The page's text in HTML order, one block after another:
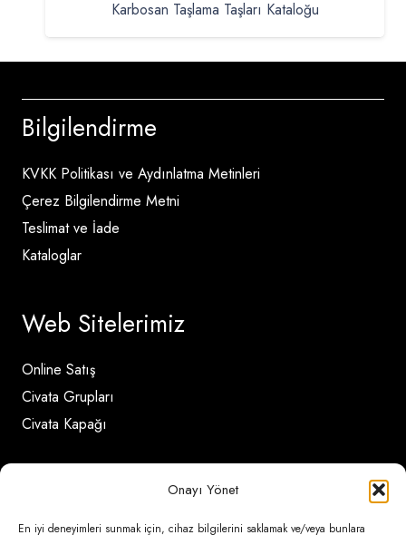
Onayı Yönet
En iyi deneyimleri sunmak için, cihaz bilgilerini saklamak ve/veya bunlara
Karbosan Taşlama Taşları Kataloğu
Bilgilendirme
KVKK Politikası ve Aydınlatma Metinleri
Çerez Bilgilendirme Metni
Teslimat ve İade
Kataloglar
Web Sitelerimiz
Online Satış
Civata Grupları
Civata Kapağı
İletişim Detayları